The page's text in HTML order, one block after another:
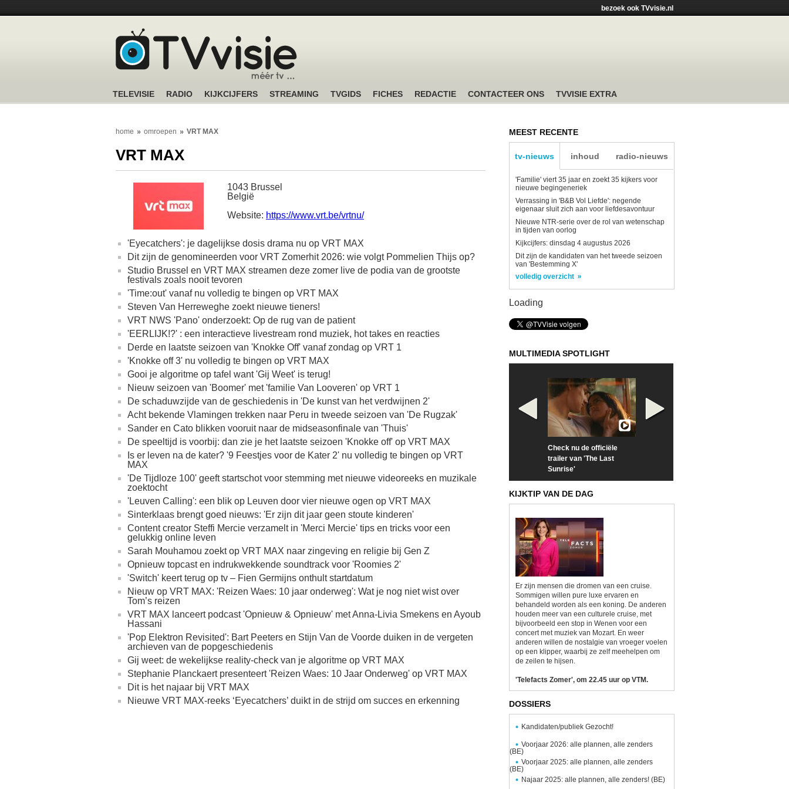
bezoek ook TVvisie.nl
TELEVISIE RADIO KIJKCIJFERS STREAMING TVGIDS FICHES REDACTIE CONTACTEER ONS TVVISIE EXTRA
home omroepen VRT MAX
VRT MAX
1043 Brussel
België
Website: https://www.vrt.be/vrtnu/
'Eyecatchers': je dagelijkse dosis drama nu op VRT MAX
Dit zijn de genomineerden voor VRT Zomerhit 2026: wie volgt Pommelien Thijs op?
Studio Brussel en VRT MAX streamen deze zomer live de podia van de grootste
festivals zoals nooit tevoren
'Time:out' vanaf nu volledig te bingen op VRT MAX
Steven Van Herreweghe zoekt nieuwe tieners!
VRT NWS 'Pano' onderzoekt: Op de rug van de patient
'EERLIJK!?' : een interactieve livestream rond muziek, hot takes en reacties
Derde en laatste seizoen van 'Knokke Off' vanaf zondag op VRT 1
'Knokke off 3' nu volledig te bingen op VRT MAX
Gooi je algoritme op tafel want 'Gij Weet' is terug!
Nieuw seizoen van 'Boomer' met 'familie Van Looveren' op VRT 1
De schaduwzijde van de geschiedenis in 'De kunst van het verdwijnen 2'
Acht bekende Vlamingen trekken naar Peru in tweede seizoen van 'De Rugzak'
Sander en Cato blikken vooruit naar de midseasonfinale van 'Thuis'
De speeltijd is voorbij: dan zie je het laatste seizoen 'Knokke off' op VRT MAX
Is er leven na de kater? '9 Feestjes voor de Kater 2' nu volledig te bingen op VRT
MAX
'De Tijdloze 100' geeft startschot voor stemming met nieuwe videoreeks en muzikale
zoektocht
'Leuven Calling': een blik op Leuven door vier nieuwe ogen op VRT MAX
Sinterklaas brengt goed nieuws: 'Er zijn dit jaar geen stoute kinderen'
Content creator Steffi Mercie verzamelt in 'Merci Mercie' tips en tricks voor een
gelukkig online leven
Sarah Mouhamou zoekt op VRT MAX naar zingeving en religie bij Gen Z
Opnieuw topcast en indrukwekkende soundtrack voor 'Roomies 2'
'Switch' keert terug op tv – Fien Germijns onthult startdatum
Nieuw op VRT MAX: 'Reizen Waes: 10 jaar onderweg': Wat je nog niet wist over
Tom’s reizen
VRT MAX lanceert podcast 'Opnieuw & Opnieuw' met Anna-Livia Smekens en Ayoub
Hassani
'Pop Elektron Revisited': Bart Peeters en Stijn Van de Voorde duiken in de vergeten
archieven van de popgeschiedenis
Gij weet: de wekelijkse reality-check van je algoritme op VRT MAX
Stephanie Planckaert presenteert 'Reizen Waes: 10 Jaar Onderweg' op VRT MAX
Dit is het najaar bij VRT MAX
Nieuwe VRT MAX-reeks ‘Eyecatchers’ duikt in de strijd om succes en erkenning
MEEST RECENTE
tv-nieuws inhoud radio-nieuws
'Familie' viert 35 jaar en zoekt 35 kijkers voor
nieuwe begingeneriek
Verrassing in 'B&B Vol Liefde': negende
eigenaar sluit zich aan voor liefdesavontuur
Nieuwe NTR-serie over de rol van wetenschap
in tijden van oorlog
Kijkcijfers: dinsdag 4 augustus 2026
Dit zijn de kandidaten van het tweede seizoen
van 'Bestemming X'
volledig overzicht
Loading
MULTIMEDIA SPOTLIGHT
Check nu de officiële
trailer van 'The Last
Sunrise'
KIJKTIP VAN DE DAG
Er zijn mensen die dromen van een cruise.
Sommigen willen pure luxe ervaren en
behandeld worden als een koning. De anderen
houden meer van een culturele cruise, met
bijvoorbeeld een stop in Wenen voor een
concert met muziek van Mozart. En weer
anderen willen de nostalgie van vroeger voelen
op een klipper, waarbij ze zelf meehelpen om
de zeilen te hijsen.
'Telefacts Zomer', om 22.45 uur op VTM.
DOSSIERS
Kandidaten/publiek Gezocht!
Voorjaar 2026: alle plannen, alle zenders
(BE)
Voorjaar 2025: alle plannen, alle zenders
(BE)
Najaar 2025: alle plannen, alle zenders! (BE)